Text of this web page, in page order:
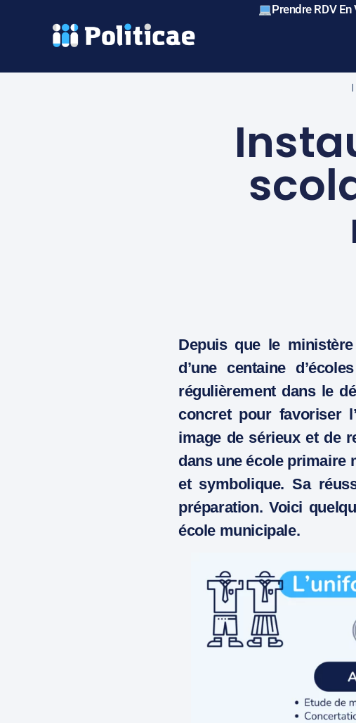
Prendre RDV En
Depuis que le
d’une centaine
régulièrement dans le
concret pour favoriser
image de sérieux et de
dans une école primaire
et symbolique. Sa
préparation. Voici
école municipale.